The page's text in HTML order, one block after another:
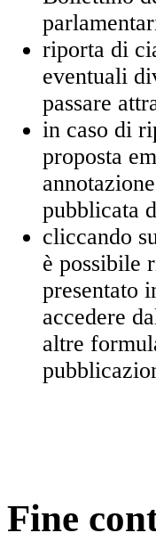
riporta di
eventuali
passare
in caso di
proposta
pubblicata
cliccando
è possibile
presentato
accedere
altre
Fine